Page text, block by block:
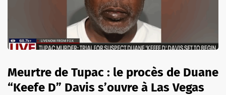
Meurtre de Tupac : le procès de Duane
“Keefe D” Davis s’ouvre à Las Vegas